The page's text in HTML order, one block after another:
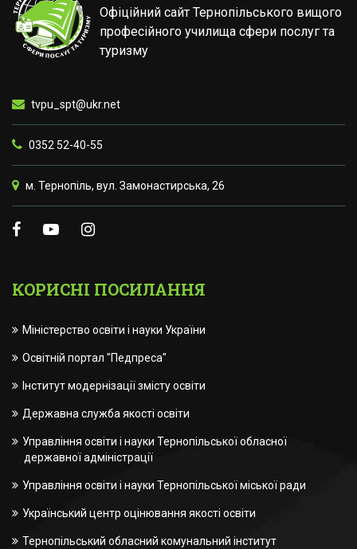
Офіційний сайт Тернопільського вищого
професійного училища сфери послуг та
туризму
tvpu_spt@ukr.net
0352 52-40-55
м. Тернопіль, вул. Замонастирська, 26
КОРИСНІ ПОСИЛАННЯ
Міністерство освіти і науки України
Освітній портал "Педпреса"
Інститут модернізації змісту освіти
Державна служба якості освіти
Управління освіти і науки Тернопільської обласної
державної адміністрації
Управління освіти і науки Тернопільської міської ради
Український центр оцінювання якості освіти
Тернопільський обласний комунальний інститут